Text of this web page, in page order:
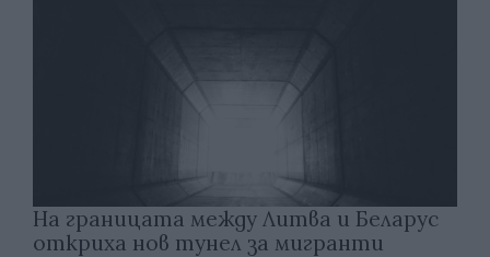
На границата между Литва и Беларус
откриха нов тунел за мигранти